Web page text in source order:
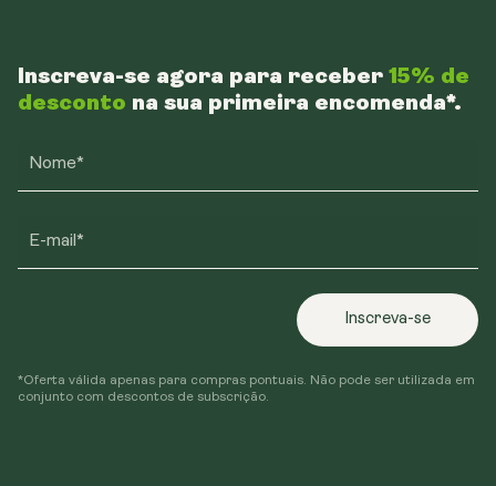
Inscreva-se agora para receber 15% de
desconto na sua primeira encomenda*.
Nome*
E-mail*
Inscreva-se
*Oferta válida apenas para compras pontuais. Não pode ser utilizada em
conjunto com descontos de subscrição.